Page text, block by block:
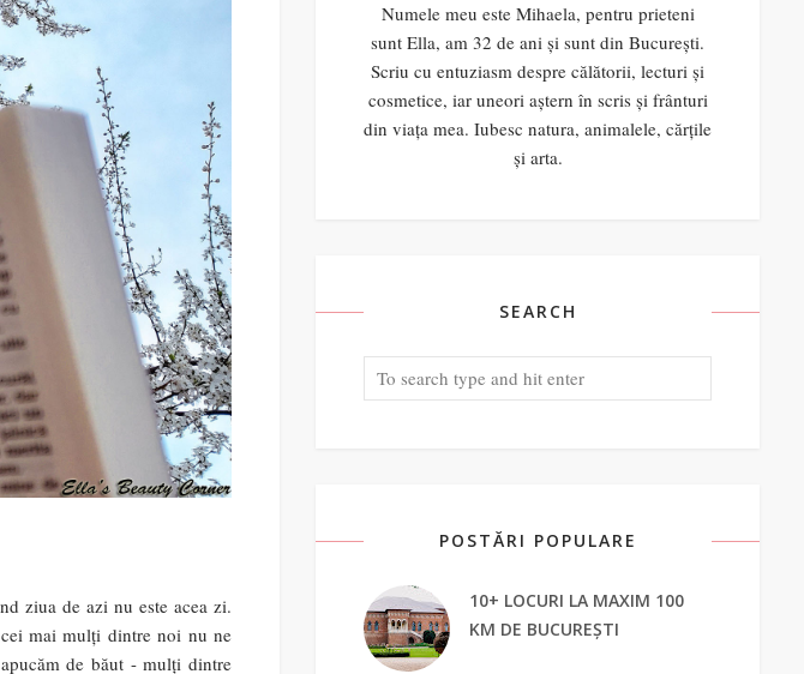
ziua de azi nu este acea zi.
mai mulți dintre noi nu ne
de băut - mulți dintre
Numele meu este Mihaela, pentru prieteni
sunt Ella, am 32 de ani și sunt din București.
Scriu cu entuziasm despre călătorii, lecturi și
cosmetice, iar uneori aștern în scris și frânturi
din viața mea. Iubesc natura, animalele, cărțile
și arta.
SEARCH
POSTĂRI POPULARE
10+ LOCURI LA MAXIM 100
KM DE BUCUREȘTI